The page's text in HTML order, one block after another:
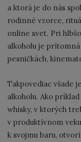
a ktorá je do nás
rodinné vzorce,
online svet. Pri
alkoholu je
pesničkách,
Takpovediac všade
alkoholu. Ako
whisky, v ktorých
v produktívnom
k svojmu baru,